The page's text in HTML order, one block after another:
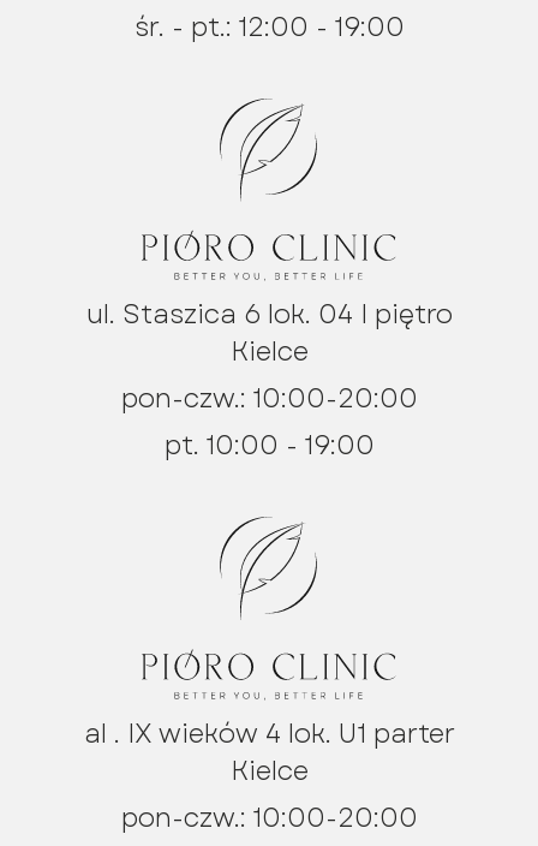
śr. - pt.: 12:00 - 19:00
ul. Staszica 6 lok. 04 I piętro
Kielce
pon-czw.: 10:00-20:00
pt. 10:00 - 19:00
al . IX wieków 4 lok. U1 parter
Kielce
pon-czw.: 10:00-20:00